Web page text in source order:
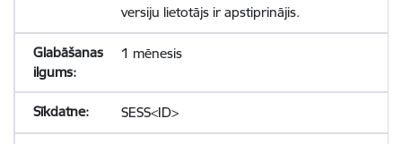
versiju lietotājs ir apstiprinājis.
1 mēnesis
SESS<ID>